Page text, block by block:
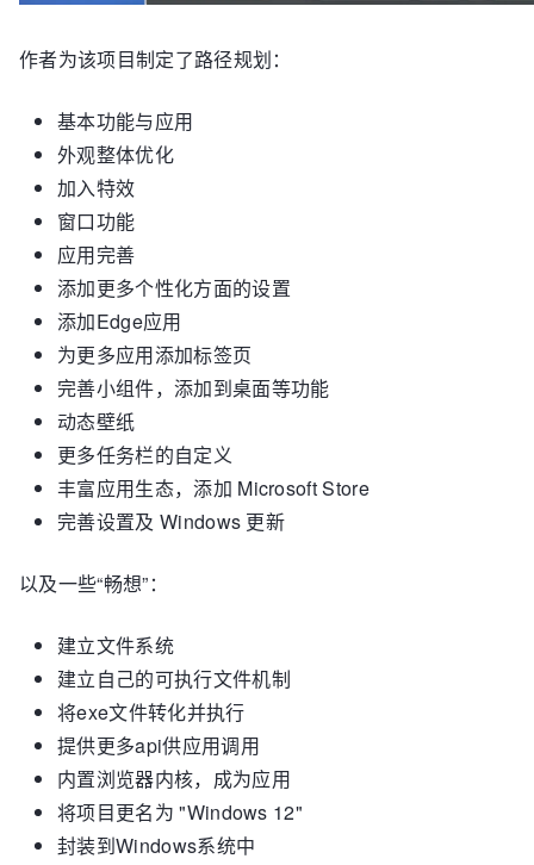
作者为该项目制定了路径规划：
基本功能与应用
外观整体优化
加入特效
窗口功能
应用完善
添加更多个性化方面的设置
添加Edge应用
为更多应用添加标签页
完善小组件，添加到桌面等功能
动态壁纸
更多任务栏的自定义
丰富应用生态，添加 Microsoft Store
完善设置及 Windows 更新
以及一些“畅想”：
建立文件系统
建立自己的可执行文件机制
将exe文件转化并执行
提供更多api供应用调用
内置浏览器内核，成为应用
将项目更名为 "Windows 12"
封装到Windows系统中